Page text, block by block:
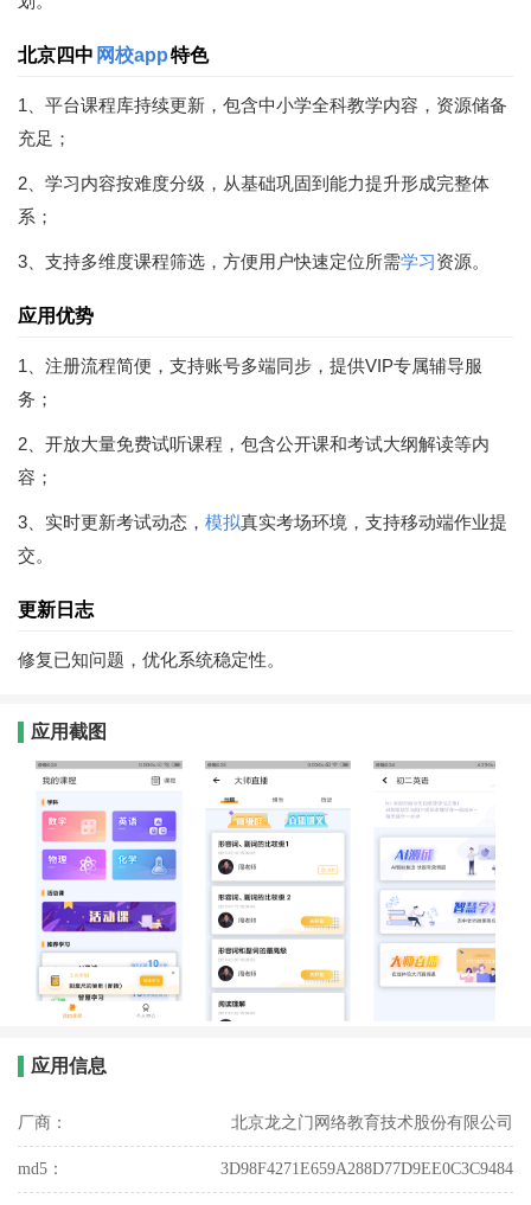
北京四中 网校app特色
1、平台课程库持续更新，包含中小学全科教学内容，资源储备
充足；
2、学习内容按难度分级，从基础巩固到能力提升形成完整体
系；
3、支持多维度课程筛选，方便用户快速定位所需学习资源。
应用优势
1、注册流程简便，支持账号多端同步，提供VIP专属辅导服
务；
2、开放大量免费试听课程，包含公开课和考试大纲解读等内
容；
3、实时更新考试动态， 模拟真实考场环境，支持移动端作业提
交。
更新日志
修复已知问题，优化系统稳定性。
应用截图
应用信息
厂商： 北京龙之门网络教育技术股份有限公司
md5： 3D98F4271E659A288D77D9EE0C3C9484